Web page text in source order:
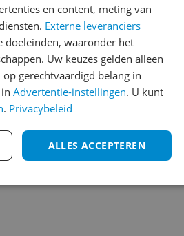
geef jij dit product?
5
4
3
2
Vraag 1 van 4
en content, meting van
Externe leveranciers
doeleinden, waaronder het
Uw keuzes gelden alleen
gerechtvaardigd belang in
Advertentie-instellingen. U kunt
. Privacybeleid
ALLES ACCEPTEREN